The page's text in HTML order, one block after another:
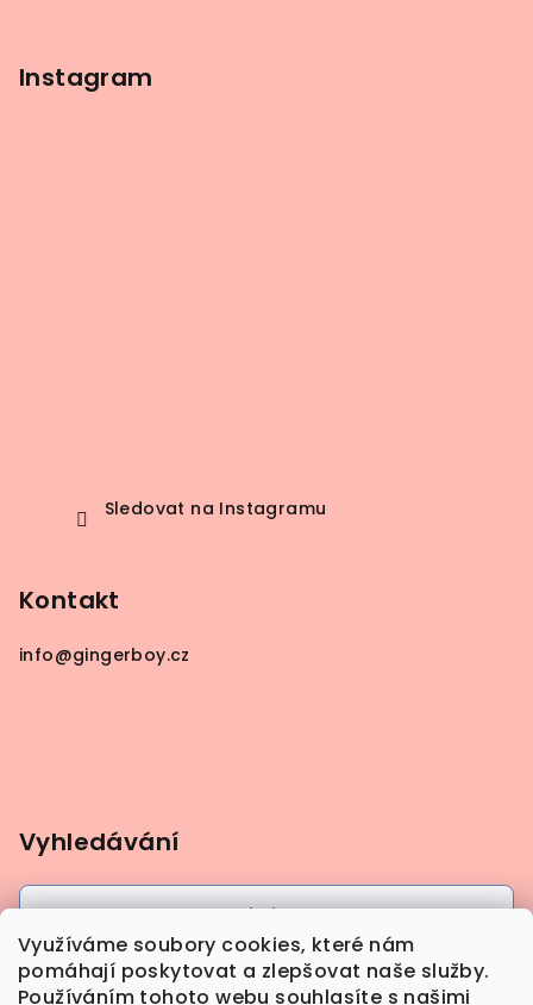
Využíváme soubory cookies, které nám
pomáhají poskytovat a zlepšovat naše služby.
Používáním tohoto webu souhlasíte s našimi
Instagram
Sledovat na Instagramu
Kontakt
info@gingerboy.cz
Vyhledávání
Hledat